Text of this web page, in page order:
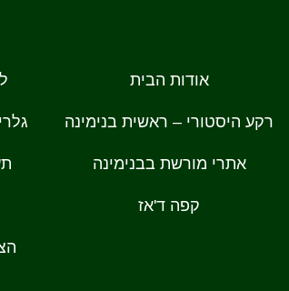
אודות הבית
רקע היסטורי – ראשית בנימינה
אתרי מורשת בבנימינה
קפה ד'אז